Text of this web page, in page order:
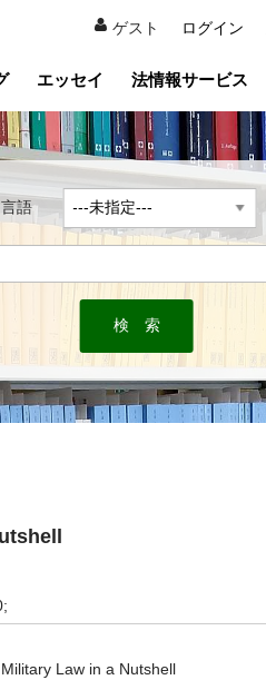
ゲスト ログイン
エッセイ 法情報サービス
言語
Military Law in a Nutshell